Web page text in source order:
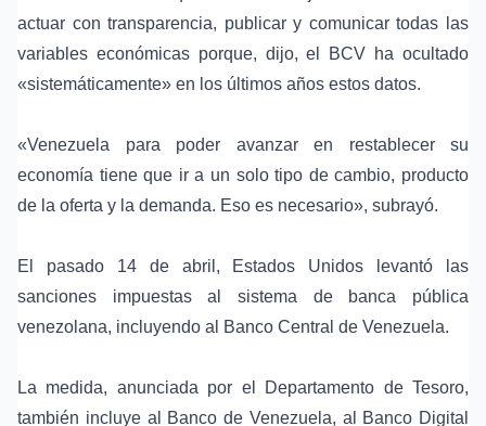
actuar con transparencia, publicar y comunicar todas las
variables económicas porque, dijo, el BCV ha ocultado
«sistemáticamente» en los últimos años estos datos.
«Venezuela para poder avanzar en restablecer su
economía tiene que ir a un solo tipo de cambio, producto
de la oferta y la demanda. Eso es necesario», subrayó.
El pasado 14 de abril, Estados Unidos levantó las
sanciones impuestas al sistema de banca pública
venezolana, incluyendo al
Banco Central de Venezuela.
La medida, anunciada por el Departamento de Tesoro,
también incluye al Banco de Venezuela, al Banco Digital